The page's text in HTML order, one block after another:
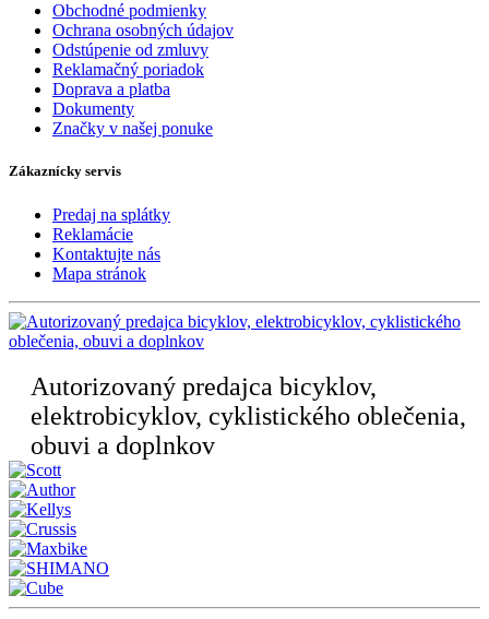
Obchodné podmienky
Ochrana osobných údajov
Odstúpenie od zmluvy
Reklamačný poriadok
Doprava a platba
Dokumenty
Značky v našej ponuke
Zákaznícky servis
Predaj na splátky
Reklamácie
Kontaktujte nás
Mapa stránok
Autorizovaný predajca bicyklov,
elektrobicyklov, cyklistického oblečenia,
obuvi a doplnkov